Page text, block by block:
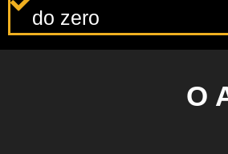
do zero
O